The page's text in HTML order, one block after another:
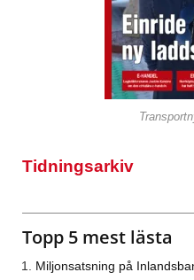
Tidningsarkiv
Topp 5 mest lästa
Miljonsatsning på